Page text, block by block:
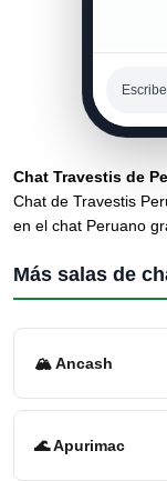
Chat Travestis de
Chat de Travestis
en el chat Peruano
Más salas de
🏔 Ancash
🌊 Apurimac